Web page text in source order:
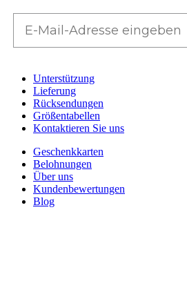
Unterstützung
Lieferung
Rücksendungen
Größentabellen
Kontaktieren Sie uns
Geschenkkarten
Belohnungen
Über uns
Kundenbewertungen
Blog